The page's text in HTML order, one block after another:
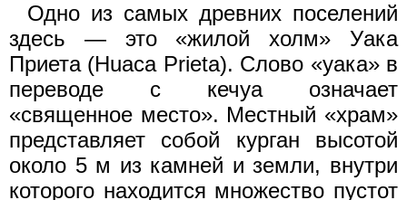
Одно из самых древних поселений
здесь — это «жилой холм» Уака
Приета (Huaca Prieta). Слово «уака» в
переводе с кечуа означает
«священное место». Местный «храм»
представляет собой курган высотой
около 5 м из камней и земли, внутри
которого находится множество пустот